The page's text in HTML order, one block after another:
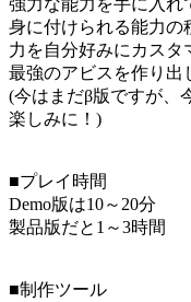
強力な能力を手に入れ
身に付けられる能力の
力を自分好みにカスタ
最強のアビスを作り出
(今はまだβ版ですが
楽しみに！)
■プレイ時間
Demo版は10～20分
製品版だと1～3時間
■制作ツール